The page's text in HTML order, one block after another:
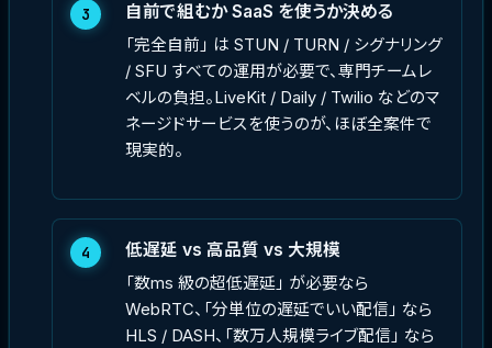
3 自前で組むか SaaS を使うか決める
「完全自前」 は STUN / TURN / シグナリング
/ SFU すべての運用が必要で、専門チームレ
ベルの負担。LiveKit / Daily / Twilio などのマ
ネージドサービスを使うのが、ほぼ全案件で
現実的。
4 低遅延 vs 高品質 vs 大規模
「数ms 級の超低遅延」 が必要なら
WebRTC、「分単位の遅延でいい配信」 なら
HLS / DASH、「数万人規模ライブ配信」 なら